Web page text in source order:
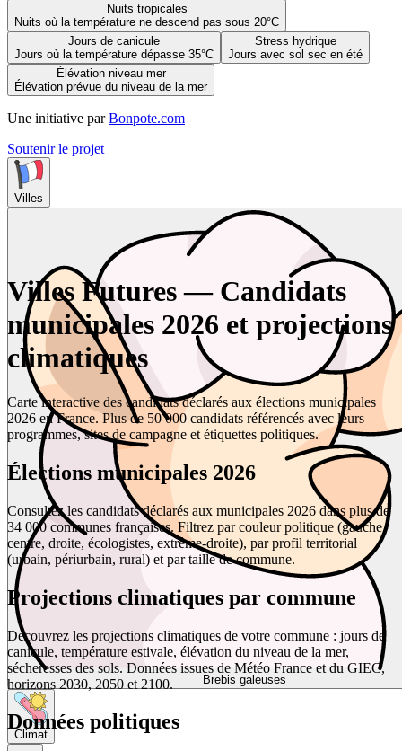
Nuits tropicales
Nuits où la température ne descend pas sous 20°C
Jours de canicule
Jours où la température dépasse 35°C
Stress hydrique
Jours avec sol sec en été
Élévation niveau mer
Élévation prévue du niveau de la mer
Une initiative par Bonpote.com
Soutenir le projet
Villes
Brebis galeuses
Climat
Villes Futures — Candidats
municipales 2026 et projections
climatiques
Carte interactive des candidats déclarés aux élections municipales
2026 en France. Plus de 50 000 candidats référencés avec leurs
programmes, sites de campagne et étiquettes politiques.
Élections municipales 2026
Consultez les candidats déclarés aux municipales 2026 dans plus de
34 000 communes françaises. Filtrez par couleur politique (gauche,
centre, droite, écologistes, extrême-droite), par profil territorial
(urbain, périurbain, rural) et par taille de commune.
Projections climatiques par commune
Découvrez les projections climatiques de votre commune : jours de
canicule, température estivale, élévation du niveau de la mer,
sécheresses des sols. Données issues de Météo France et du GIEC,
horizons 2030, 2050 et 2100.
Données politiques